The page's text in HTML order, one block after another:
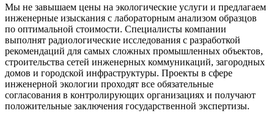
Мы не завышаем цены на экологические услуги и предлагаем
инженерные изыскания с лабораторным анализом образцов
по оптимальной стоимости. Специалисты компании
выполнят радиологические исследования с разработкой
рекомендаций для самых сложных промышленных объектов,
строительства сетей инженерных коммуникаций, загородных
домов и городской инфраструктуры. Проекты в сфере
инженерной экологии проходят все обязательные
согласования в контролирующих организациях и получают
положительные заключения государственной экспертизы.